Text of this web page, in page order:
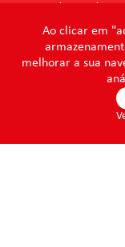
Ao clicar em
melhorar a sua
@mundocondor
@condorbeleza
@condorlimpeza